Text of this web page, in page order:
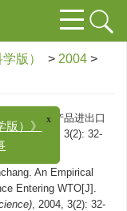
版） > 2004 >
国主要林产品进出口
版）, 2004, 3(2): 32-
An Empirical
Entering WTO[J].
, 2004, 3(2): 32-
版）》